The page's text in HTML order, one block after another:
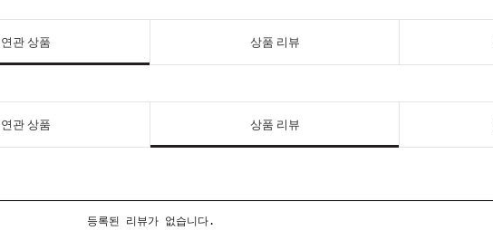
연관 상품 상품 리뷰
연관 상품 상품 리뷰
등록된 리뷰가 없습니다.